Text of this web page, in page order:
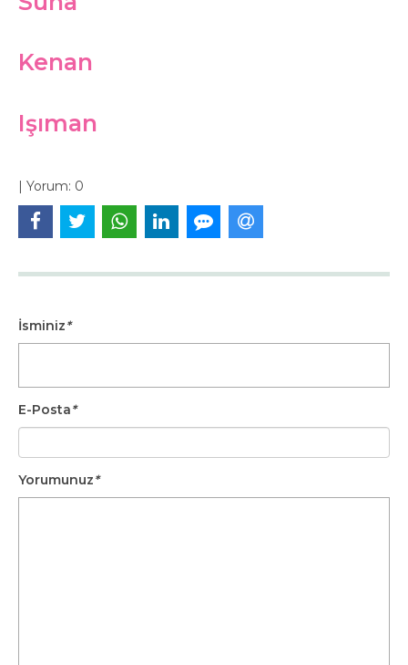
Kenan
Işıman
| Yorum: 0
İsminiz*
E-Posta*
Yorumunuz*